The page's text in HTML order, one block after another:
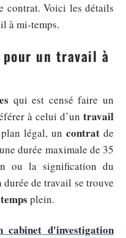
contrat. Voici les détails
à mi-temps.
pour un travail à
qui est censé faire un
à celui d’untravail
légal, un contratde
durée maximale de 35
ou la signification du
de travail se trouve
temps plein.
cabinet d'investigation